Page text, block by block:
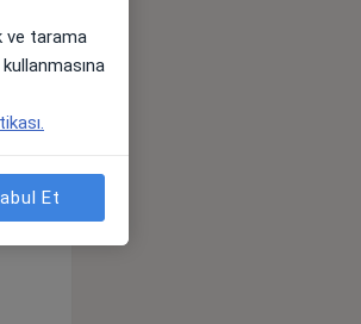
11 Ağustos
ve tarama
Et